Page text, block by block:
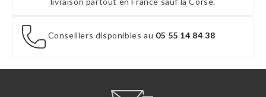
Conseillers disponibles au 05 55 14 84 38